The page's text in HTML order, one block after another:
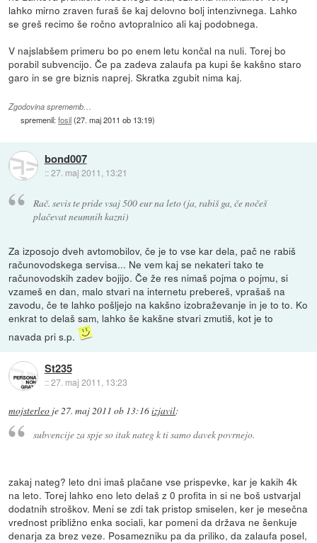
lahko mirno zraven furaš še kaj delovno bolj intenzivnega. Lahko
se greš recimo še ročno avtopralnico ali kaj podobnega.
V najslabšem primeru bo po enem letu končal na nuli. Torej bo
porabil subvencijo. Če pa zadeva zalaufa pa kupi še kakšno staro
garo in se gre biznis naprej. Skratka zgubit nima kaj.
Zgodovina sprememb…
spremenil:fosil(27. maj 2011 ob 13:19)
bond007
::27. maj 2011, 13:21
Rač. sevis te pride vsaj 500 eur na leto (ja, rabiš ga, če nočeš
plačevat neumnih kazni)
Za izposojo dveh avtomobilov, če je to vse kar dela, pač ne rabiš
računovodskega servisa... Ne vem kaj se nekateri tako te
računovodskih zadev bojijo. Če že res nimaš pojma o pojmu, si
vzameš en dan, malo stvari na internetu prebereš, vprašaš na
zavodu, če te lahko pošljejo na kakšno izobraževanje in je to to. Ko
enkrat to delaš sam, lahko še kakšne stvari zmutiš, kot je to
navada pri s.p.
St235
::27. maj 2011, 13:23
mojsterleo je27. maj 2011 ob 13:16izjavil:
subvencije za spje so itak nateg k ti samo davek povrnejo.
zakaj nateg? leto dni imaš plačane vse prispevke, kar je kakih 4k
na leto. Torej lahko eno leto delaš z 0 profita in si ne boš ustvarjal
dodatnih stroškov. Meni se zdi tak pristop smiselen, ker je mesečna
vrednost približno enka sociali, kar pomeni da država ne šenkuje
denarja za brez veze. Posamezniku pa da priliko, da zalaufa posel,